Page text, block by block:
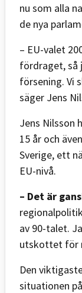
nu som alla
de nya
– EU-valet
fördraget, så
försening. Vi
säger Jens
Jens Nilsson
15 år och
Sverige, ett
EU-nivå.
– Det är
av 90-talet.
utskottet för
Den
situationen